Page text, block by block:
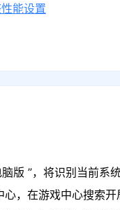
能设置
版 ”，将识别当前系
，在游戏中心搜索开